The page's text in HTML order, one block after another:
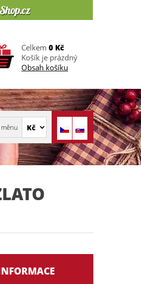
Celkem 0 Kč
Košík je prázdný
Obsah košíku